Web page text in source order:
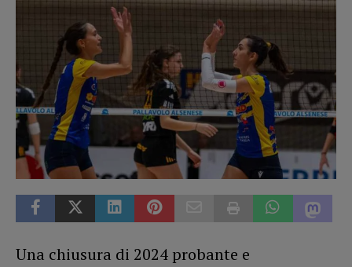
Una chiusura di 2024 probante e